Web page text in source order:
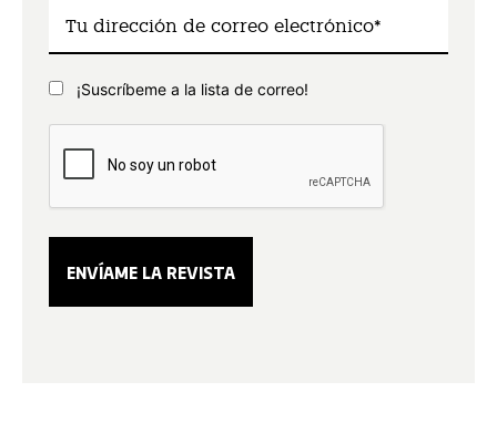
¡Suscríbeme a la lista de correo!